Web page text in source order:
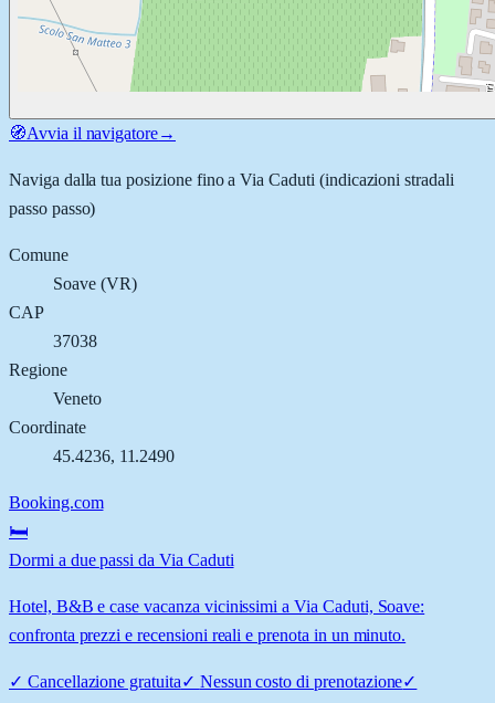
🧭Avvia il navigatore→
Naviga dalla tua posizione fino aVia Caduti (indicazioni stradali
passo passo)
Comune
Soave(VR)
CAP
37038
Regione
Veneto
Coordinate
45.4236, 11.2490
Booking.com
🛏️
Dormi a due passi da Via Caduti
Hotel, B&B e case vacanza vicinissimi a Via Caduti, Soave:
confronta prezzi e recensioni reali e prenota in un minuto.
✓ Cancellazione gratuita✓ Nessun costo di prenotazione✓